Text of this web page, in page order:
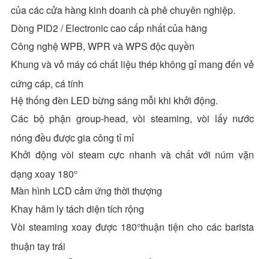
của các cửa hàng kinh doanh cà phê chuyên nghiệp.
Dòng PID2 / Electronic cao cấp nhất của hãng
Công nghệ WPB, WPR và WPS độc quyền
Khung và vỏ máy có chất liệu thép không gỉ mang đến vẻ
cứng cáp, cá tính
Hệ thống đèn LED bừng sáng mỗi khi khởi động.
Các bộ phận group-head, vòi steaming, vòi lấy nước
nóng đều được gia công tỉ mỉ
Khởi động vòi steam cực nhanh và chất với núm vặn
dạng xoay 180°
Màn hình LCD cảm ứng thời thượng
Khay hâm ly tách diện tích rộng
Vòi steaming xoay được 180°thuận tiện cho các barista
thuận tay trái